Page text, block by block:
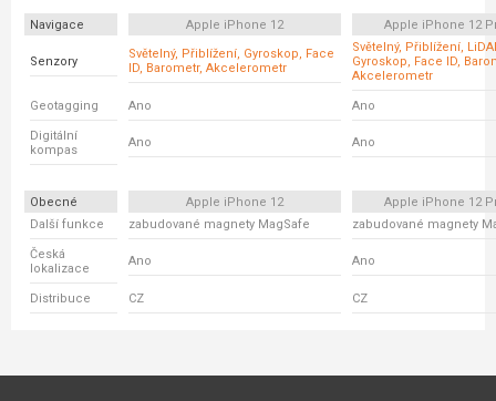
Navigace Apple iPhone 12 Apple iPhone 12
Senzory
Světelný, Přiblížení, Gyroskop, Face
ID, Barometr, Akcelerometr
Světelný, Přiblížení,
Gyroskop, Face ID,
Akcelerometr
Geotagging Ano Ano
Digitální
kompas
Ano Ano
Obecné Apple iPhone 12
Apple iPhone 12
Další funkce
zabudované magnety MagSafe zabudované magnety
Česká
lokalizace
Ano Ano
Distribuce CZ CZ